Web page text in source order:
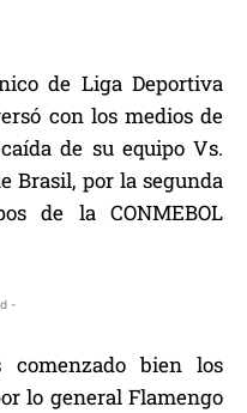
de Liga Deportiva
con los medios de
de su equipo Vs.
Brasil, por la segunda
de la CONMEBOL
-
comenzado bien los
lo general Flamengo